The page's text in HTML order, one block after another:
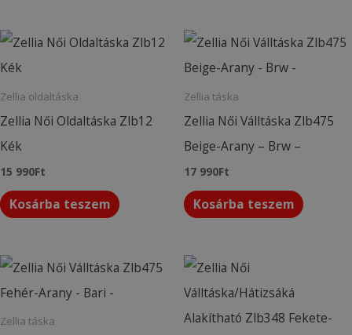
Zellia oldaltáska
Zellia Női Oldaltáska Zlb12
Kék
15 990Ft
Kosárba teszem
Zellia táska
Zellia Női Válltáska Zlb475
Beige-Arany – Brw –
17 990Ft
Kosárba teszem
Zellia táska